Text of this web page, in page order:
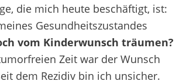
die mich heute beschäftigt, ist:
Gesundheitszustandes
vom Kinderwunsch träumen?
Zeit war der Wunsch
dem Rezidiv bin ich unsicher.